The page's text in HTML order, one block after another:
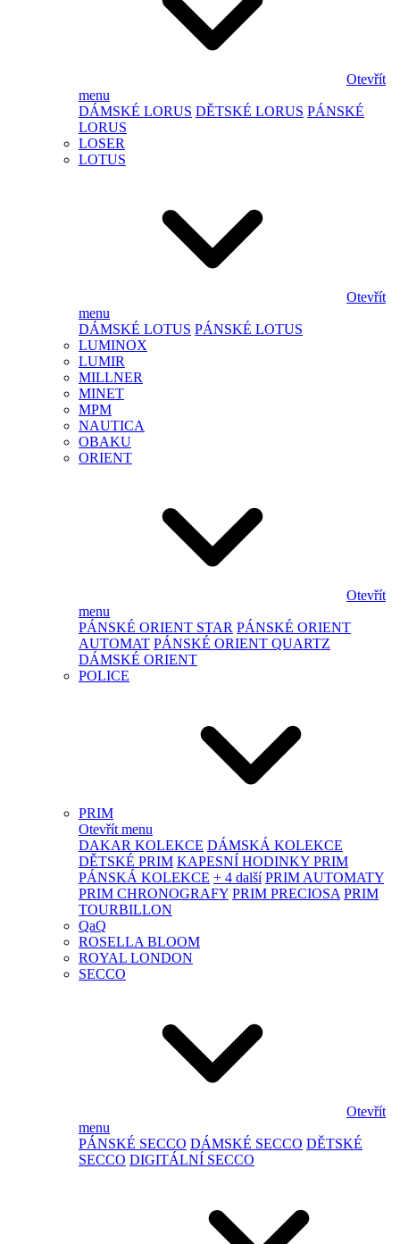
Otevřít
menu
DÁMSKÉ LORUS DĚTSKÉ LORUS PÁNSKÉ
LORUS
LOSER
LOTUS
Otevřít
menu
DÁMSKÉ LOTUS PÁNSKÉ LOTUS
LUMINOX
LUMIR
MILLNER
MINET
MPM
NAUTICA
OBAKU
ORIENT
Otevřít
menu
PÁNSKÉ ORIENT STAR PÁNSKÉ ORIENT
AUTOMAT PÁNSKÉ ORIENT QUARTZ
DÁMSKÉ ORIENT
POLICE
PRIM
Otevřít menu
DAKAR KOLEKCE DÁMSKÁ KOLEKCE
DĚTSKÉ PRIM KAPESNÍ HODINKY PRIM
PÁNSKÁ KOLEKCE + 4 další PRIM AUTOMATY
PRIM CHRONOGRAFY PRIM PRECIOSA PRIM
TOURBILLON
QaQ
ROSELLA BLOOM
ROYAL LONDON
SECCO
Otevřít
menu
PÁNSKÉ SECCO DÁMSKÉ SECCO DĚTSKÉ
SECCO DIGITÁLNÍ SECCO